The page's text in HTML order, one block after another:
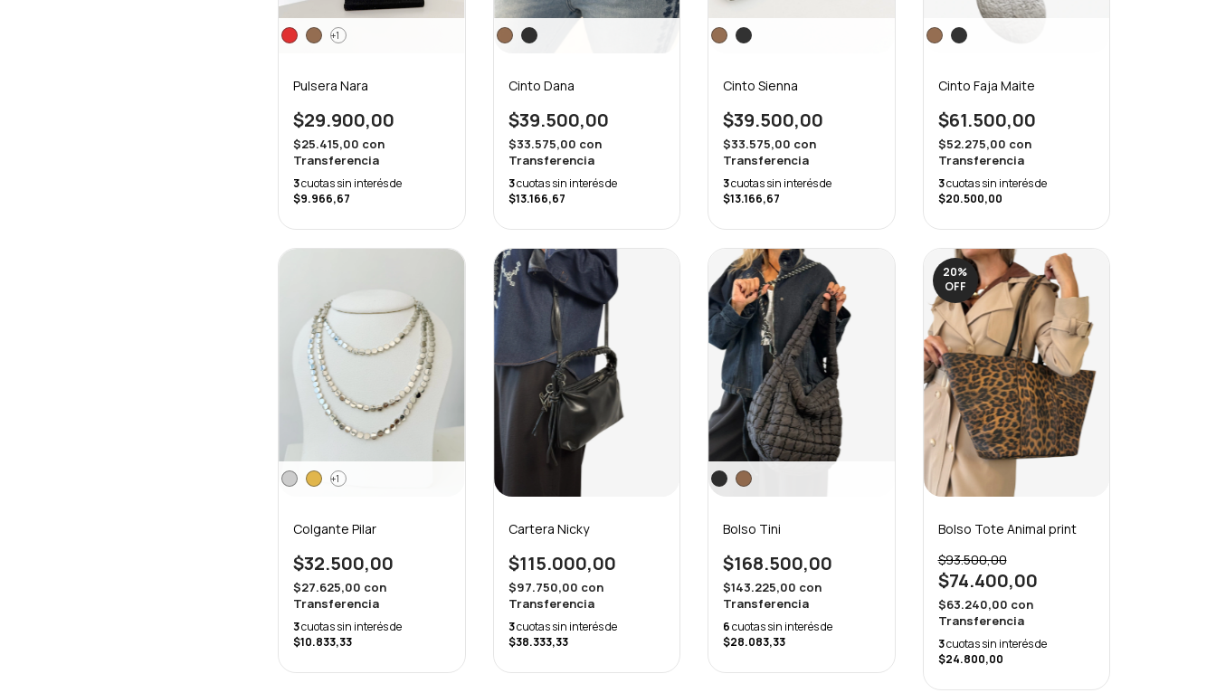
+1
Pulsera Nara
$29.900,00
$25.415,00 con
Transferencia
3cuotas sin interés de
$9.966,67
Cinto Dana
$39.500,00
$33.575,00 con
Transferencia
3cuotas sin interés de
$13.166,67
Cinto Sienna
$39.500,00
$33.575,00 con
Transferencia
3cuotas sin interés de
$13.166,67
Cinto Faja Maite
$61.500,00
$52.275,00 con
Transferencia
3cuotas sin interés de
$20.500,00
+1
Colgante Pilar
$32.500,00
$27.625,00 con
Transferencia
3cuotas sin interés de
$10.833,33
Cartera Nicky
$115.000,00
$97.750,00 con
Transferencia
3cuotas sin interés de
$38.333,33
Bolso Tini
$168.500,00
$143.225,00 con
Transferencia
6cuotas sin interés de
$28.083,33
20%
OFF
Bolso Tote Animal print
$93.500,00
$74.400,00
$63.240,00 con
Transferencia
3cuotas sin interés de
$24.800,00